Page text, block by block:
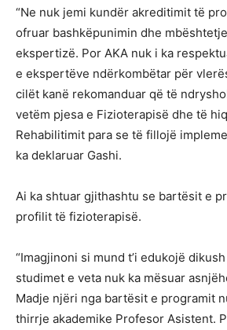
“Ne nuk jemi kundër akreditimit të
ofruar bashkëpunimin dhe
ekspertizë. Por AKA nuk i ka
e ekspertëve ndërkombëtar për
cilët kanë rekomanduar që të
vetëm pjesa e Fizioterapisë dhe të
Rehabilitimit para se të fillojë
ka deklaruar Gashi.
Ai ka shtuar gjithashtu se bartësit e
profilit të fizioterapisë.
“Imagjinoni si mund t’i edukojë
studimet e veta nuk ka mësuar
Madje njëri nga bartësit e programit
thirrje akademike Profesor Asistent.